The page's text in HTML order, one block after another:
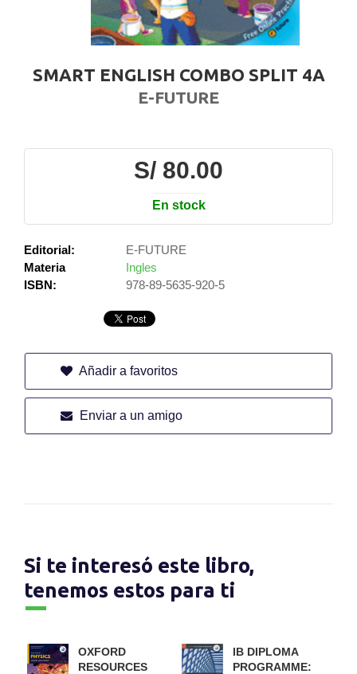
SMART ENGLISH COMBO SPLIT 4A
E-FUTURE
S/ 80.00
En stock
Editorial:
E-FUTURE
Materia
Ingles
ISBN:
978-89-5635-920-5
Añadir a favoritos
Enviar a un amigo
Si te interesó este libro,
tenemos estos para ti
OXFORD
RESOURCES
IB DIPLOMA
PROGRAMME: